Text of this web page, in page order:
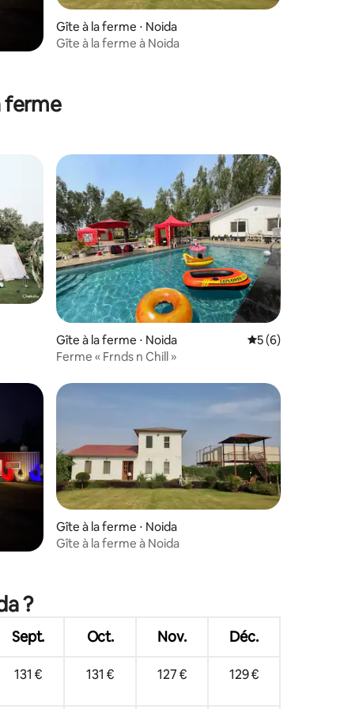
Gîte à la ferme ⋅ Noida
Gîte à la ferme à Noida
ferme
Gîte à la ferme ⋅ Noida Évaluation
5 (6)
Ferme « Frnds n Chill »
: 4,86 sur 5
Gîte à la ferme ⋅ Noida
Gîte à la ferme à Noida
?
Sept. Oct. Nov. Déc.
131 € 131 € 127 € 129 €